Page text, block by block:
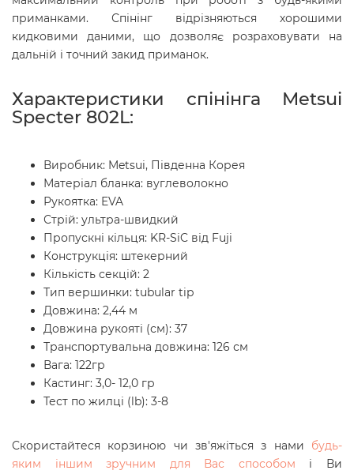
приманками. Спінінг відрізняються хорошими
кидковими даними, що дозволяє розраховувати на
дальній і точний закид приманок.
Характеристики спінінга Metsui
Specter 802L:
Виробник: Metsui, Південна Корея
Матеріал бланка: вуглеволокно
Рукоятка: EVA
Стрій: ультра-швидкий
Пропускні кільця: KR-SiC від Fuji
Конструкція: штекерний
Кількість секцій: 2
Тип вершинки: tubular tip
Довжина: 2,44 м
Довжина рукояті (см): 37
Транспортувальна довжина: 126 см
Вага: 122гр
Кастинг: 3,0- 12,0 гр
Тест по жилці (lb): 3-8
Скористайтеся корзиною чи зв'яжіться з нами будь-
яким іншим зручним для Вас способом і Ви